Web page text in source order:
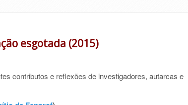
esgotada (2015)
contributos e reflexões de investigadores, autarcas e